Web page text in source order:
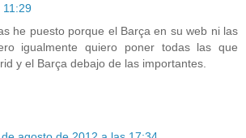
11:29
he puesto porque el Barça en su web ni las
igualmente quiero poner todas las que
y el Barça debajo de las importantes.